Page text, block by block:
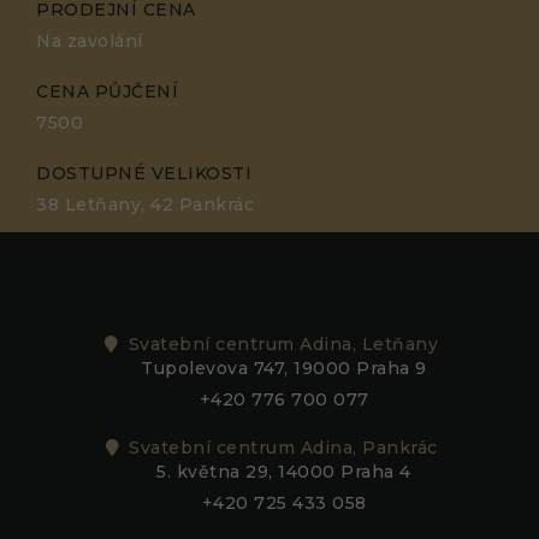
PRODEJNÍ CENA
Na zavolání
CENA PŮJČENÍ
7500
DOSTUPNÉ VELIKOSTI
38 Letňany, 42 Pankrác
Svatební centrum Adina, Letňany
Tupolevova 747, 19000 Praha 9
+420 776 700 077
Svatební centrum Adina, Pankrác
5. května 29, 14000 Praha 4
+420 725 433 058